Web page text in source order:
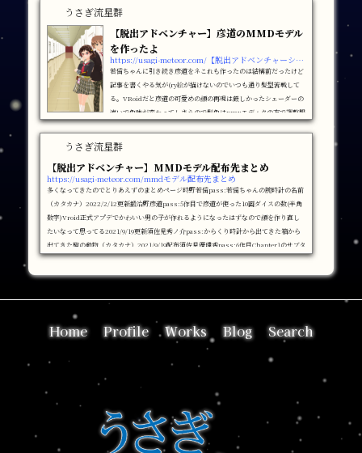
うさぎ流星群
【脱出アドベンチャー】彦道のMMDモデル
を作ったよ
https://usagi-meteor.com/【脱出アドベンチャーシリーズ】彦道のmmdモデル
若留ちゃんに引き続き彦道をネこれも作ったのは結構前だったけど
記事を書くやる気が(ry絵が描けないのでいつも通り髪型苦戦して
る。VRoidだと彦道の可愛めの顔の再現は厳しかったシェーダーの
違いで色味が変わってしまうので髪色はpmxエディタの方で調整服
は今回はテクスチャで勝負に…してたんだけどちゃんとメタセコで
idからジャケットとシャツを別々に作ってエクスポートして合体さ
せるなどしました。タイはメタセコ製ですちゃんと彦道くんのスカ
ート(概念)がひらひらし...
うさぎ流星群
【脱出アドベンチャー】MMDモデル配布先まとめ
https://usagi-meteor.com/mmdモデル配布先まとめ
多くなってきたのでとりあえずのまとめページ時野若留pass:若留ちゃんの腕時計の名前
（カタカナ）2022/2/12更新鍛冶野彦道pass:5作目で彦道が使った10面ダイスの数(半角
数字)Vroid正式アプデでかわいい男の子が作れるようになったはずなので顔を作り直し
たいなって思ってる2021/9/19更新須佐見秀ノ介pass:からくり時計から出てきた箱から
出てきた駒の動物（カタカナ）2021/9/19配布須佐見優理香pass:6作目Chapter1のサブタ
イトル(英語7字、1文字目大文字)2022/2/12更新千波鏡華pass:バックログの動物（漢字2
Home Profile Works Blog Search